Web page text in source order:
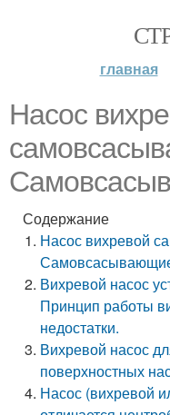
главная
Насос
Содержание
Насос вихревой
Вихревой насос
Принцип работы
недостатки.
Вихревой насос
поверхностных
Насос (вихревой